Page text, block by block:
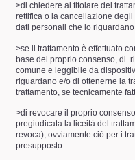
>di chiedere al titolare del
rettifica o la cancellazione
dati personali che lo
>se il trattamento è effettuato
base del proprio consenso, di
comune e leggibile da
riguardano e/o di ottenerne la
trattamento, se tecnicamente
>di revocare il proprio
pregiudicata la liceità del
revoca), ovviamente ciò per i
presupposto